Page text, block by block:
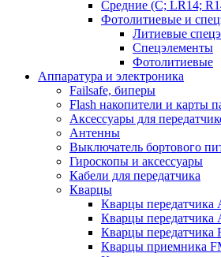
Средние (C; LR14;
Фотолитиевые и
Литиевые
Спецэлементы
Фотолитиевые
Аппаратура и электроника
Failsafe, биперы
Flash накопители и карты
Аксессуары для
Антенны
Выключатель бортового
Гироскопы и аксессуары
Кабели для передатчика
Кварцы
Кварцы передатчика
Кварцы передатчика
Кварцы передатчика
Кварцы приемника